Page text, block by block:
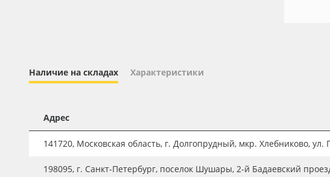
Новинки ассортимента
Плёнка монтажная Oratape
ПЭТ листовой
Наличие на складах Характеристики
Адрес
141720, Московская область, г. Долгопрудный, мкр. Хлебниково, ул.
198095, г. Санкт-Петербург, поселок Шушары, 2-й Бадаевский